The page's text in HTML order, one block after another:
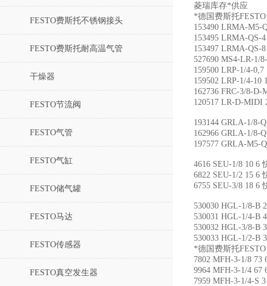
FESTO费斯托不锈钢接头
FESTO费斯托耐高温气管
干燥器
FESTO节流阀
FESTO气管
FESTO气缸
FESTO储气罐
FESTO马达
FESTO传感器
FESTO真空发生器
菱瑞库存*供应
*德国费斯托
153490 LRMA-M5-
153495 LRMA-QS-
153497 LRMA-QS-
527690 MS4-LR-1/
159500 LRP-1/4-
159502 LRP-1/4-10
162736 FRC-3/8-
120517 LR-D-MIDI
193144 GRLA-1/8-
162966 GRLA-1/8-
197577 GRLA-M5-
4616 SEU-1/8 10 6
6822 SEU-1/2 15 6
6755 SEU-3/8 18 6
530030 HGL-1/8-B
530031 HGL-1/4-B
530032 HGL-3/8-B
530033 HGL-1/2-B
*德国费斯托
7802 MFH-3-1/8 73
9964 MFH-3-1/4 67
7959 MFH-3-1/4-S